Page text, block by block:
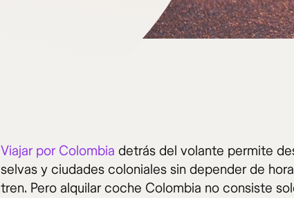
Viajar por Colombia detrás del volante permite
selvas y ciudades coloniales sin depender de
tren. Pero alquilar coche Colombia no consiste